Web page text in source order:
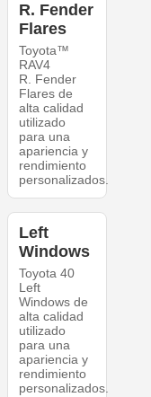
R. Fender
Flares
Toyota™
RAV4
R. Fender
Flares de
alta calidad
utilizado
para una
apariencia y
rendimiento
personalizados.
Left
Windows
Toyota 40
Left
Windows de
alta calidad
utilizado
para una
apariencia y
rendimiento
personalizados.